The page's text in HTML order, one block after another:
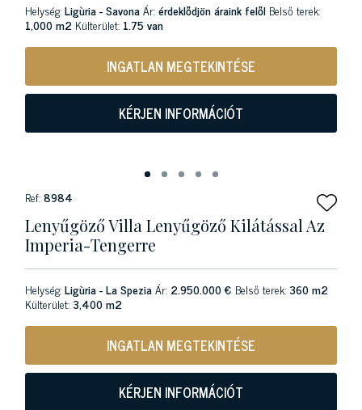
Helység:Ligùria - SavonaÁr:érdeklődjön áraink felől Belső terek:
1,000 m2 Külterület: 1.75 van
INGATLAN MEGTEKINTÉSE
KÉRJEN INFORMÁCIÓT
Ref:8984
Lenyűgöző Villa Lenyűgöző Kilátással Az
Imperia-Tengerre
Helység:Ligùria - La SpeziaÁr: 2.950.000 € Belső terek:360 m2
Külterület:3,400 m2
INGATLAN MEGTEKINTÉSE
KÉRJEN INFORMÁCIÓT